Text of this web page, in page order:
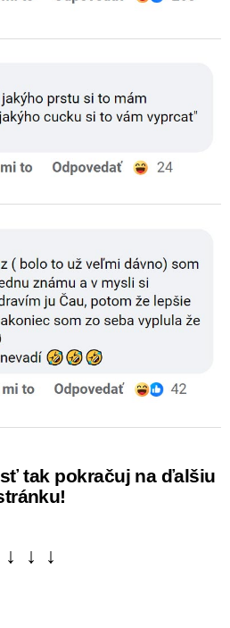
tak pokračuj na ďalšiu
↓ ↓ ↓